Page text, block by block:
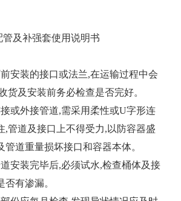
管及补强套使用说明书
前安装的接口或法兰,在运输过程中会
货及安装前务必检查是否完好。
接或外接管道,需采用柔性或U字形连
,管道及接口上不得受力,以防容器盛
管道重量损坏接口和容器本体。
道安装完毕后,必须试水,检查桶体及接
有渗漏。